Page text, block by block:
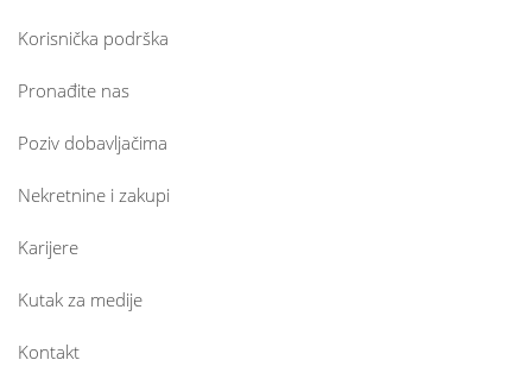
Korisnička podrška
Pronađite nas
Poziv dobavljačima
Nekretnine i zakupi
Karijere
Kutak za medije
Kontakt